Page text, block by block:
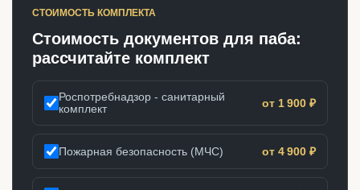
СТОИМОСТЬ КОМПЛЕКТА
Стоимость документов для паба:
рассчитайте комплект
Роспотребнадзор - санитарный
комплект
от 1 900 ₽
Пожарная безопасность (МЧС) от 4 900 ₽